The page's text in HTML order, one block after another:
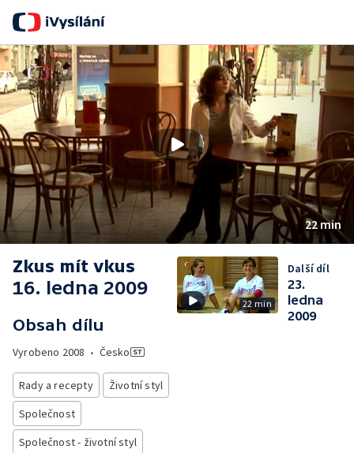
22 min
Zkus mít vkus
16. ledna 2009
Obsah dílu
Vyrobeno 2008 • Česko
Rady a recepty
Životní styl
Společnost
Společnost - životní styl
22 min
Další díl
23.
ledna
2009